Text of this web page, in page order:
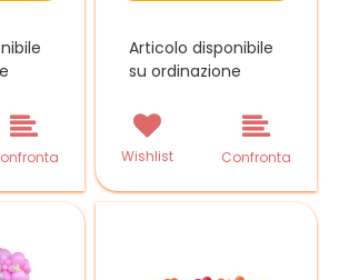
Articolo disponibile
su ordinazione
Wishlist Confronta